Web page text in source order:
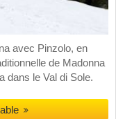
avec Pinzolo, en
de Madonna
dans le Val di Sole.